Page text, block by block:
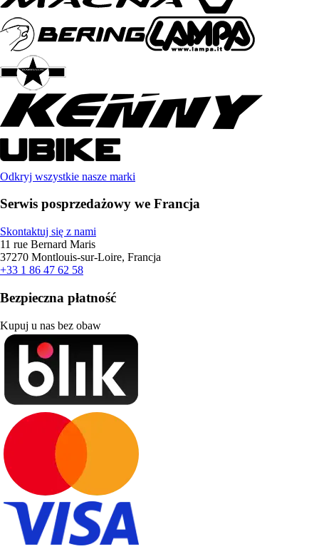
Odkryj wszystkie nasze marki
Serwis posprzedażowy we Francja
Skontaktuj się z nami
11 rue Bernard Maris
37270 Montlouis-sur-Loire, Francja
+33 1 86 47 62 58
Bezpieczna płatność
Kupuj u nas bez obaw